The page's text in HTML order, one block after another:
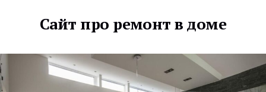
Сайт про ремонт в доме